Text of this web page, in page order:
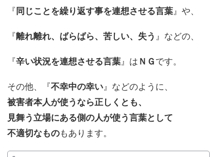
『 同じことを繰り返す事を連想させる言葉 』や、
『離れ離れ、ばらばら、苦しい、失う 』などの、
『辛い状況を連想させる言葉 』は ＮＧです。
その他、『不幸中の幸い 』などのように、
被害者本人が使うなら正しくとも、
見舞う立場にある側の人が使う言葉として
不適切なものもあります。